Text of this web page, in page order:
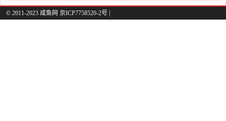
© 2011-2023 咸鱼网 京ICP7758520-2号 |